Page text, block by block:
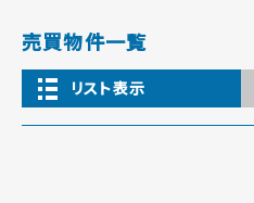
売買物件一覧
リスト表示